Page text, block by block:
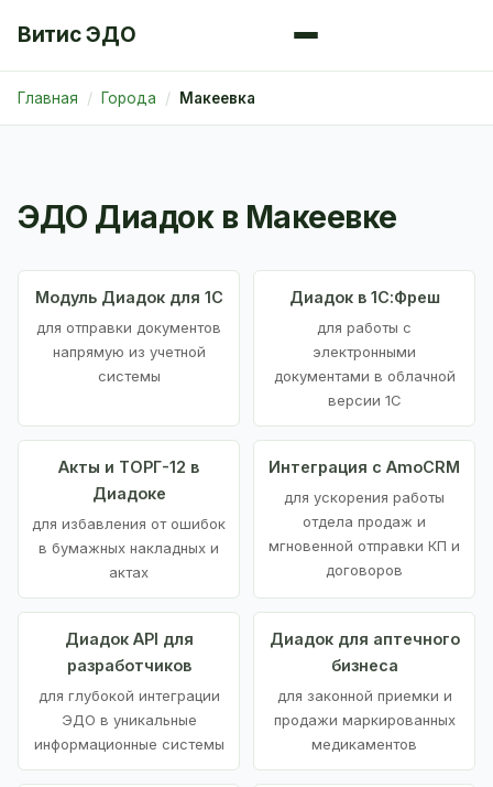
Витис ЭДО
Главная Города Макеевка
ЭДО Диадок в Макеевке
Модуль Диадок для 1С
для отправки документов
напрямую из учетной
системы
Диадок в 1С:Фреш
для работы с
электронными
документами в облачной
версии 1С
Акты и ТОРГ-12 в
Диадоке
для избавления от ошибок
в бумажных накладных и
актах
Интеграция с AmoCRM
для ускорения работы
отдела продаж и
мгновенной отправки КП и
договоров
Диадок API для
разработчиков
для глубокой интеграции
ЭДО в уникальные
информационные системы
Диадок для аптечного
бизнеса
для законной приемки и
продажи маркированных
медикаментов